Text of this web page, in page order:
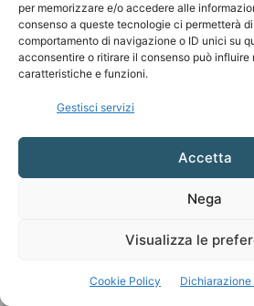
per memorizzare e/o accedere alle
consenso a queste tecnologie ci permetterà
comportamento di navigazione o ID unici su
acconsentire o ritirare il consenso può
caratteristiche e funzioni.
Gestisci servizi
Accetta
Nega
Visualizza le
Cookie Policy